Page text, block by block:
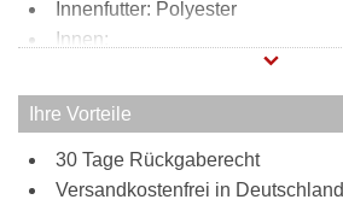
Innenfutter: Polyester
Innen:
1 Reißverschlussfach
Tragweise:
Henkeltasche
Umhängetasche
Ihre Vorteile
30 Tage Rückgaberecht
Versandkostenfrei in Deutschland